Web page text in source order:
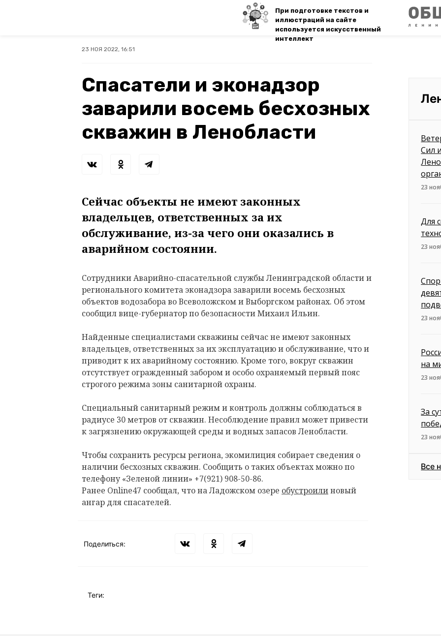
При подготовке текстов и
иллюстраций на сайте
используется искусственный
интеллект
23 НОЯ 2022, 16:51
Спасатели и эконадзор
заварили восемь бесхозных
скважин в Ленобласти
Сейчас объекты не имеют законных
владельцев, ответственных за их
обслуживание, из-за чего они оказались в
аварийном состоянии.
Сотрудники Аварийно-спасательной службы Ленинградской области и
регионального комитета эконадзора заварили восемь бесхозных
объектов водозабора во Всеволожском и Выборгском районах. Об этом
сообщил вице-губернатор по безопасности Михаил Ильин.
Найденные специалистами скважины сейчас не имеют законных
владельцев, ответственных за их эксплуатацию и обслуживание, что и
приводит к их аварийному состоянию. Кроме того, вокруг скважин
отсутствует огражденный забором и особо охраняемый первый пояс
строгого режима зоны санитарной охраны.
Специальный санитарный режим и контроль должны соблюдаться в
радиусе 30 метров от скважин. Несоблюдение правил может привести
к загрязнению окружающей среды и водных запасов Ленобласти.
Чтобы сохранить ресурсы региона, экомилиция собирает сведения о
наличии бесхозных скважин. Сообщить о таких объектах можно по
телефону «Зеленой линии» +7(921) 908-50-86.
Ранее Online47 сообщал, что на Ладожском озере обустроилиновый
ангар для спасателей.
Поделиться:
Теги:
Сил
23
Для
23
23
на
23
За
23
Все